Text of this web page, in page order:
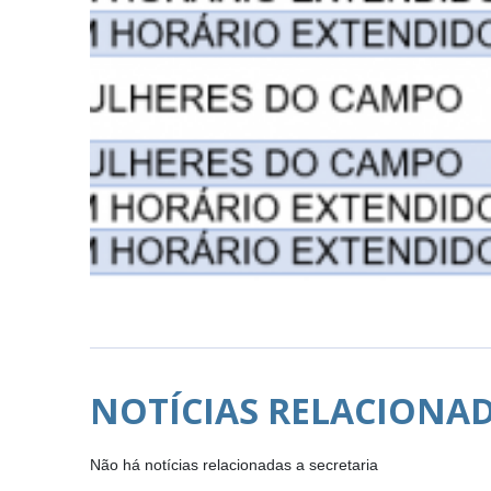
NOTÍCIAS
Não há notícias relacionadas a secretaria